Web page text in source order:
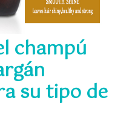
champú
su tipo de